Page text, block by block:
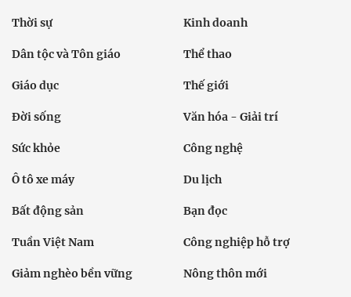
Thời sự Kinh doanh
Dân tộc và Tôn giáo Thể thao
Giáo dục Thế giới
Đời sống Văn hóa - Giải trí
Sức khỏe Công nghệ
Ô tô xe máy Du lịch
Bất động sản Bạn đọc
Tuần Việt Nam Công nghiệp hỗ trợ
Giảm nghèo bền vững Nông thôn mới